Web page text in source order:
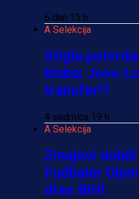
6 dan 15 h
A Selekcija
Stigla
kluba: Jovo
transfer!?
4 sedmica 19 h
A Selekcija
Zmajevi
Fudbaler
dres BiH!